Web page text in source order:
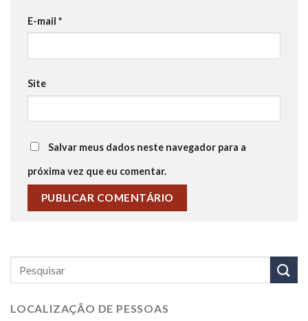
E-mail *
Site
Salvar meus dados neste navegador para a
próxima vez que eu comentar.
LOCALIZAÇÃO DE PESSOAS